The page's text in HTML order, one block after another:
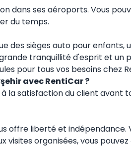
dans ses aéroports. Vous
du temps.
des sièges auto pour
tranquillité d'esprit et
pour tous vos besoins chez
avec RentiCar ?
la satisfaction du client avant
offre liberté et
organisées, vous